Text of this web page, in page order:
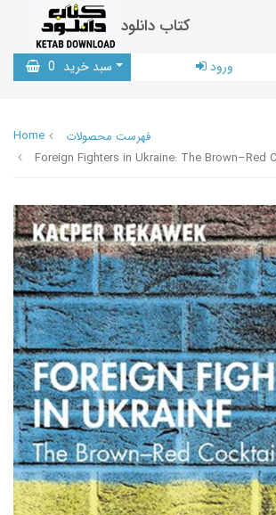
کتاب دانلود
سبد خرید 0 ورود
Home
فهرست محصولات
Foreign Fighters in Ukraine: The Brown–Red